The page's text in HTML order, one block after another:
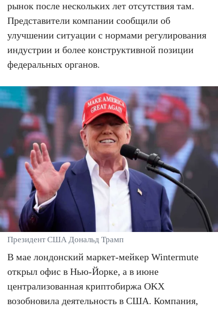
рынок после нескольких лет отсутствия там.
Представители компании сообщили об
улучшении ситуации с нормами регулирования
индустрии и более конструктивной позиции
федеральных органов.
Президент США Дональд Трамп
В мае лондонский маркет-мейкер Wintermute
открыл офис в Нью-Йорке, а в июне
централизованная криптобиржа OKX
возобновила деятельность в США. Компания,